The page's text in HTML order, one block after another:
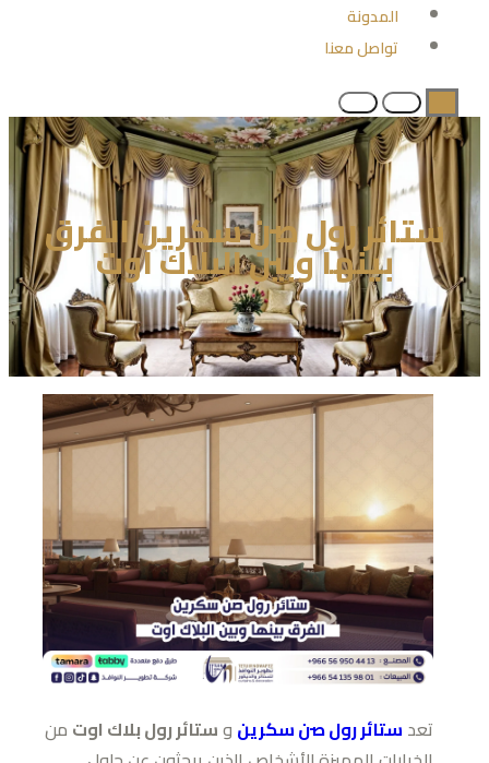
المدونة
تواصل معنا
ستائر رول صن سكرين الفرق
بينها وبين البلاك اوت
تعد ستائر رول صن سكرين وستائر رول بلاك اوت من